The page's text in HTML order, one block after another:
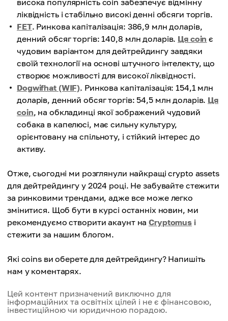
висока популярність coin забезпечує відмінну
ліквідність і стабільно високі денні обсяги торгів.
FET. Ринкова капіталізація: 386,9 млн доларів,
денний обсяг торгів: 140,8 млн доларів. Ця coin є
чудовим варіантом для дейтрейдингу завдяки
своїй технології на основі штучного інтелекту, що
створює можливості для високої ліквідності.
Dogwifhat (WIF). Ринкова капіталізація: 154,1 млн
доларів, денний обсяг торгів: 54,5 млн доларів. Ця
coin, на обкладинці якої зображений чудовий
собака в капелюсі, має сильну культуру,
орієнтовану на спільноту, і стійкий інтерес до
активу.
Отже, сьогодні ми розглянули найкращі crypto assets
для дейтрейдингу у 2024 році. Не забувайте стежити
за ринковими трендами, адже все може легко
змінитися. Щоб бути в курсі останніх новин, ми
рекомендуємо створити акаунт наCryptomus і
стежити за нашим блогом.
Які coins ви оберете для дейтрейдингу? Напишіть
нам у коментарях.
Цей контент призначений виключно для
інформаційних та освітніх цілей і не є фінансовою,
інвестиційною чи юридичною порадою.